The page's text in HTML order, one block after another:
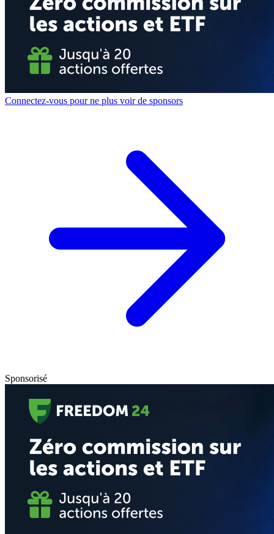
Connectez-vous pour ne plus voir de sponsors
Sponsorisé